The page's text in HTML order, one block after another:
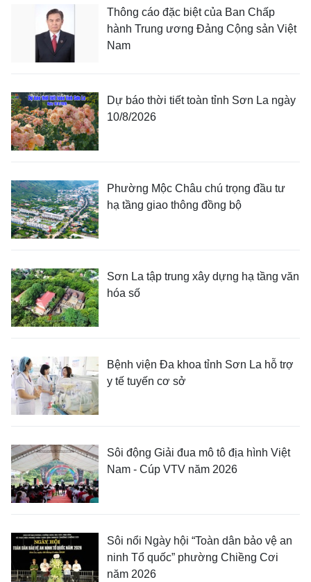
Thông cáo đặc biệt của Ban Chấp
hành Trung ương Đảng Cộng sản Việt
Nam
Dự báo thời tiết toàn tỉnh Sơn La ngày
10/8/2026
Phường Mộc Châu chú trọng đầu tư
hạ tầng giao thông đồng bộ
Sơn La tập trung xây dựng hạ tầng văn
hóa số
Bệnh viện Đa khoa tỉnh Sơn La hỗ trợ
y tế tuyến cơ sở
Sôi động Giải đua mô tô địa hình Việt
Nam - Cúp VTV năm 2026
Sôi nổi Ngày hội “Toàn dân bảo vệ an
ninh Tổ quốc” phường Chiềng Cơi
năm 2026